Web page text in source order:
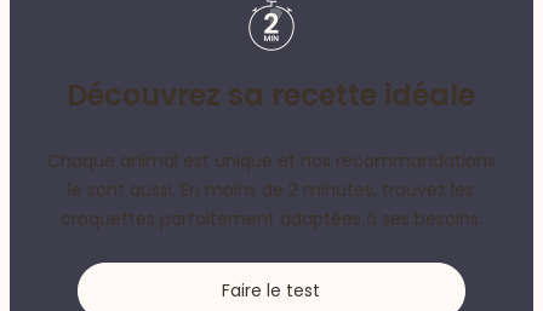
Découvrez sa recette idéale
Chaque animal est unique et nos recommandations
le sont aussi. En moins de 2 minutes, trouvez les
croquettes parfaitement adaptées à ses besoins.
Faire le test